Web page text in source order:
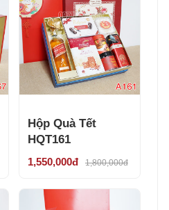
Hộp Quà Tết
HQT161
1,550,000đ 1,800,000đ